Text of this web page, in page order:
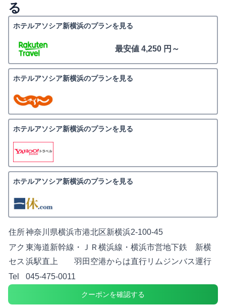
る
ホテルアソシア新横浜のプランを見る
最安値 4,250 円～
ホテルアソシア新横浜のプランを見る
ホテルアソシア新横浜のプランを見る
ホテルアソシア新横浜のプランを見る
住所神奈川県横浜市港北区新横浜2-100-45
アク
セス
東海道新幹線・ＪＲ横浜線・横浜市営地下鉄 新横
浜駅直上 羽田空港からは直行リムジンバス運行
Tel
045-475-0011
クーポンを確認する